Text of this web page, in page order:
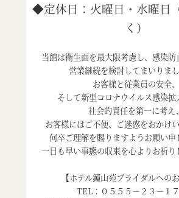
◆定休日：火曜日・水曜日
く）
当館は衛生面を最大限考慮し、感染防
営業継続を検討してまいりまし
お客様と従業員の安全、
そして新型コロナウイルス感染拡
社会的責任を第一に考え、
お客様にはご不便、ご迷惑をおかけい
何卒ご理解を賜りますようお願い申
一日も早い事態の収束を心よりお祈り
【ホテル鐘山苑ブライダルへの
TEL：０５５５－２３－１